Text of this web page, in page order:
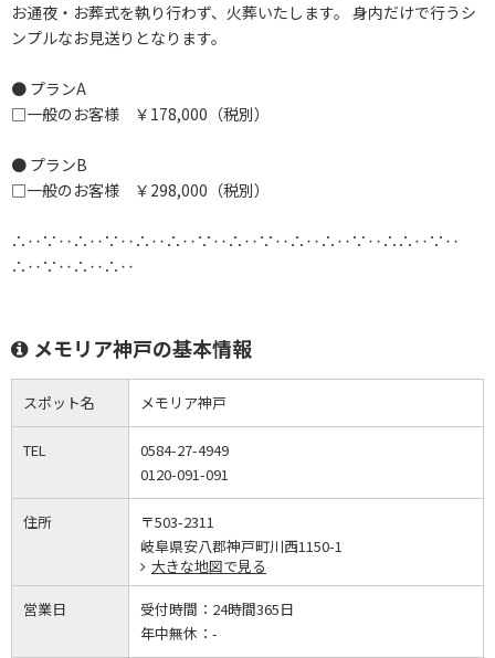
お通夜・お葬式を執り行わず、火葬いたします。 身内だけで行うシ
ンプルなお見送りとなります。
● プランA
□一般のお客様 ￥178,000（税別）
● プランB
□一般のお客様 ￥298,000（税別）
∴‥∵‥∴‥∵‥∴‥∴‥∵‥∴‥∵‥∴‥∴‥∵‥∴∴‥∵‥
∴‥∵‥∴‥∴‥
メモリア神戸の基本情報
スポット名 メモリア神戸
TEL
0584-27-4949
0120-091-091
住所
〒503-2311
岐阜県安八郡神戸町川西1150-1
大きな地図で見る
営業日 受付時間： 24時間365日
年中無休： -